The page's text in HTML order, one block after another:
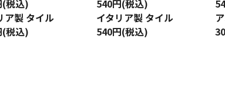
(税込)
540円(税込)
ア製 タイル
(税込)
イタリア製 タイル
540円(税込)